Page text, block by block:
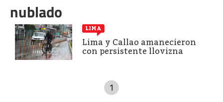
nublado
LIMA
Lima y Callao amanecieron
con persistente llovizna
1